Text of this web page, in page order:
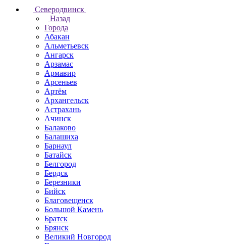
Северодвинск
Назад
Города
Абакан
Альметьевск
Ангарск
Арзамас
Армавир
Арсеньев
Артём
Архангельск
Астрахань
Ачинск
Балаково
Балашиха
Барнаул
Батайск
Белгород
Бердск
Березники
Бийск
Благовещенск
Большой Камень
Братск
Брянск
Великий Новгород